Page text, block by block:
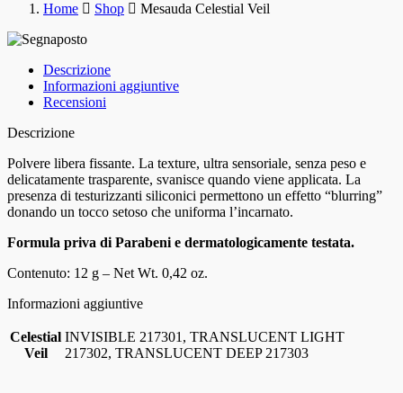
Home Shop Mesauda Celestial Veil
Descrizione
Informazioni aggiuntive
Recensioni
Descrizione
Polvere libera fissante. La texture, ultra sensoriale, senza peso e
delicatamente trasparente, svanisce quando viene applicata. La
presenza di testurizzanti siliconici permettono un effetto “blurring”
donando un tocco setoso che uniforma l’incarnato.
Formula priva di Parabeni e dermatologicamente testata.
Contenuto: 12 g – Net Wt. 0,42 oz.
Informazioni aggiuntive
Celestial
Veil
INVISIBLE 217301, TRANSLUCENT LIGHT
217302, TRANSLUCENT DEEP 217303